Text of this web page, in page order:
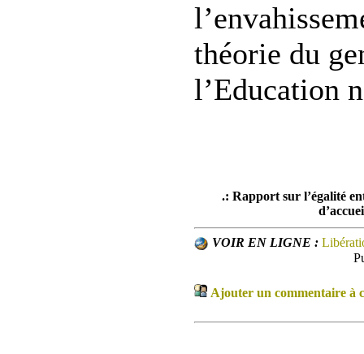
théorie du
l’Education
.: Rapport sur l’égalité
VOIR EN LIGNE :
Ajouter un commentaire à